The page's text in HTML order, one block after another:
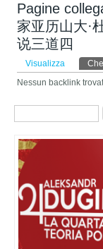
Pagine
家亚历山大·
说三道四 ​
Schede
Visualizza
Nessun backlink
Form di